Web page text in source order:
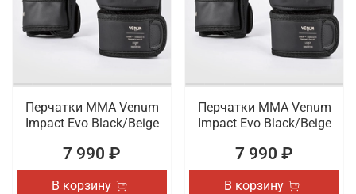
Перчатки ММА Venum
Impact Evo Black/Beige
7 990 ₽
В корзину
Перчатки ММА Venum
Impact Evo Black/Beige
7 990 ₽
В корзину